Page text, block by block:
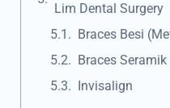
Lim Dental Surgery
Braces Besi
Braces
Invisalign